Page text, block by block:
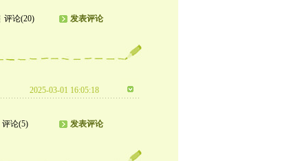
评论(20) 发表评论
2025-03-01 16:05:18
评论(5) 发表评论